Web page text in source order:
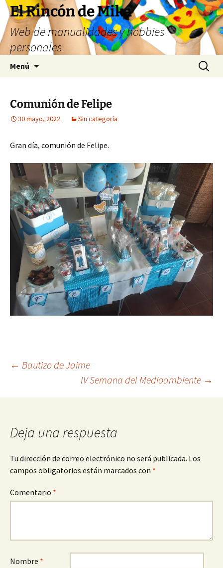
Saltar
contenido
El Rincón de Mika
Web de manualidades y hobbies
personales
Menú Buscar:
Comunión de Felipe
30 mayo, 2022 Sin categoría
Gran día, comunión de Felipe.
Navegación
de
entradas
← Bautizo de Jaime
IV Semana del Medioambiente →
Deja una respuesta
Tu dirección de correo electrónico no será publicada. Los
campos obligatorios están marcados con *
Comentario *
Nombre *